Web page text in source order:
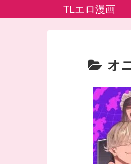
TLエロ漫画
オ